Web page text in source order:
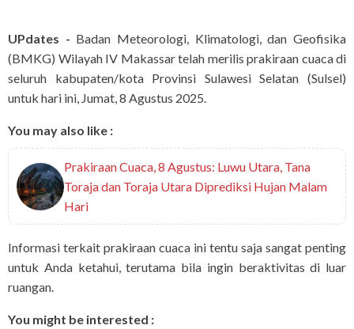
UPdates - Badan Meteorologi, Klimatologi, dan Geofisika
(BMKG) Wilayah IV Makassar telah merilis prakiraan cuaca di
seluruh kabupaten/kota Provinsi Sulawesi Selatan (Sulsel)
untuk hari ini, Jumat, 8 Agustus 2025.
You may also like :
Prakiraan Cuaca, 8 Agustus: Luwu Utara, Tana
Toraja dan Toraja Utara Diprediksi Hujan Malam
Hari
Informasi terkait prakiraan cuaca ini tentu saja sangat penting
untuk Anda ketahui, terutama bila ingin beraktivitas di luar
ruangan.
You might be interested :